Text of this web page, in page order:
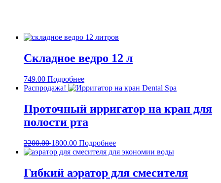
Складное ведро 12 л
749.00 Подробнее
Распродажа!
Проточный ирригатор на кран для
полости рта
2200.00 1800.00 Подробнее
Гибкий аэратор для смесителя